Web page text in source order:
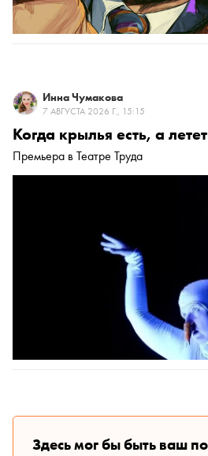
Инна Чумакова
7 АВГУСТА 2026 Г., 15:15
Когда крылья есть, а
Премьера в Театре Труда
Здесь мог бы быть ваш